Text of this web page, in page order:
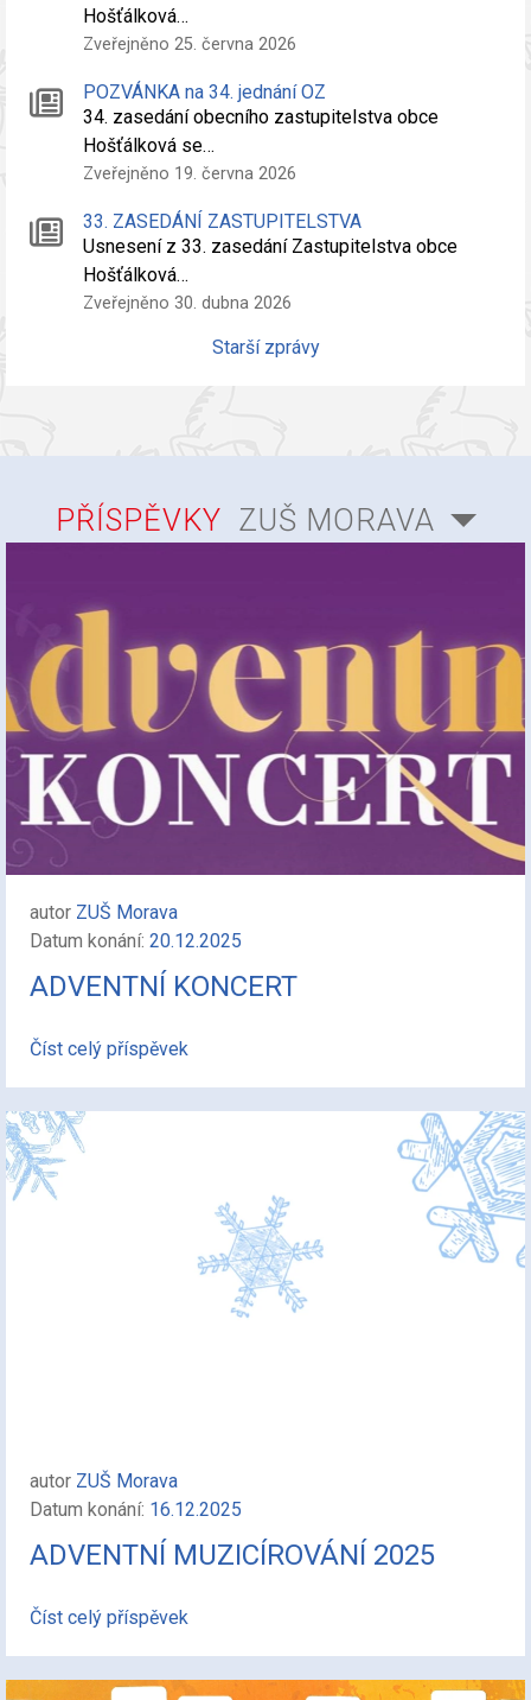
Hošťálková…
Zveřejněno 25. června 2026
POZVÁNKA na 34. jednání OZ
34. zasedání obecního zastupitelstva obce
Hošťálková se…
Zveřejněno 19. června 2026
33. ZASEDÁNÍ ZASTUPITELSTVA
Usnesení z 33. zasedání Zastupitelstva obce
Hošťálková…
Zveřejněno 30. dubna 2026
Starší zprávy
PŘÍSPĚVKY ZUŠ MORAVA
autor ZUŠ Morava
Datum konání: 20.12.2025
ADVENTNÍ KONCERT
Číst celý příspěvek
autor ZUŠ Morava
Datum konání: 16.12.2025
ADVENTNÍ MUZICÍROVÁNÍ 2025
Číst celý příspěvek